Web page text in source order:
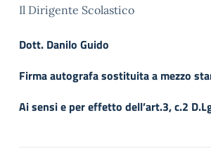
Il Dirigente Scolastico
Dott. Danilo Guido
Firma autografa sostituita a mezzo
Ai sensi e per effetto dell’art.3, c.2